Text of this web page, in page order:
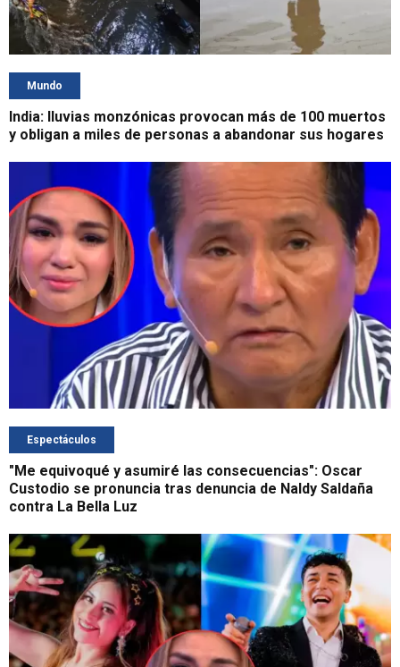
Mundo
India: lluvias monzónicas provocan más de 100 muertos
y obligan a miles de personas a abandonar sus hogares
Espectáculos
"Me equivoqué y asumiré las consecuencias": Oscar
Custodio se pronuncia tras denuncia de Naldy Saldaña
contra La Bella Luz